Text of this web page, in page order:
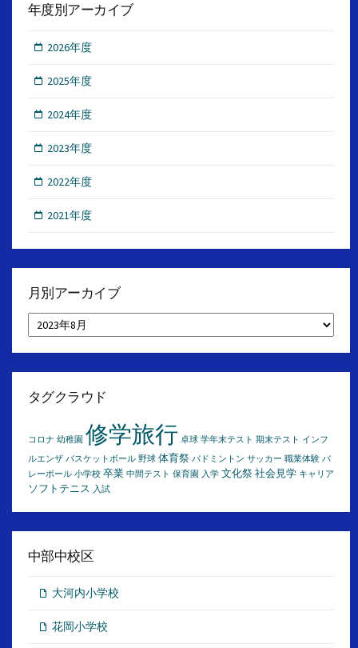
年度別アーカイブ
2026年度
2025年度
2024年度
2023年度
2022年度
2021年度
月別アーカイブ
月
別
ア
イ
タグクラウド
コロナ 幼稚園 修学旅行 卓球 学年末テスト 期末テスト インフ
ルエンザ バスケットボール 野球 体育祭 バドミントン サッカー 職業体験 バ
レーボール 小学校 卒業 中間テスト 保育園 入学 文化祭 社会見学 キャリア
ソフトテニス 入試
中部中校区
大河内小学校
花岡小学校